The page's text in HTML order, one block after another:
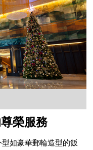
榮服務
如豪華郵輪造型的飯